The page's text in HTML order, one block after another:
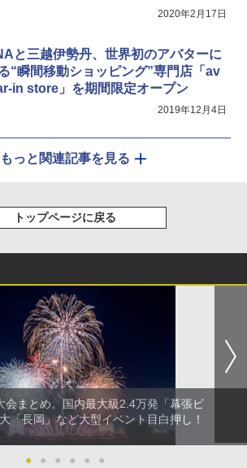
2020年2月17日
と三越伊勢丹、世界初のアバターに
“瞬間移動ショッピング”専門店「av
in store」を期間限定オープン
2019年12月4日
もっと関連記事を見る
トップページに戻る
会まとめ。国内最大級2.4万発「幕張ビ
「長岡」など大型イベント目白押し！
● ● ● ● ● ●